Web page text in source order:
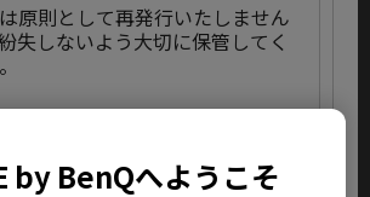
by BenQへようこそ
原則として再発行いたしません
失しないよう大切に保管してく
さい。